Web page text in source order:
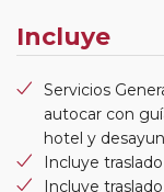
Incluye
Servicios
autocar con
hotel y
Incluye
Incluye